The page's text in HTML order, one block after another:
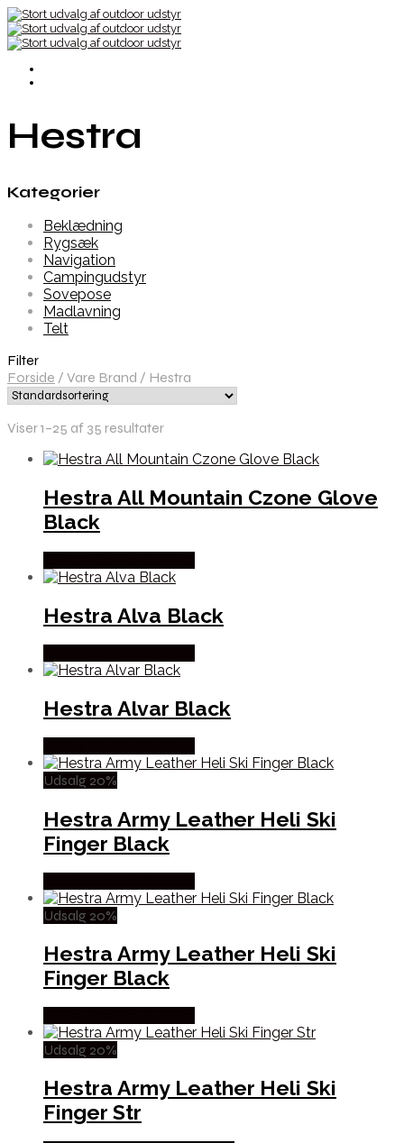
Hestra
Kategorier
Beklædning
Rygsæk
Navigation
Campingudstyr
Sovepose
Madlavning
Telt
Filter
Forside / Vare Brand / Hestra
Viser 1–25 af 35 resultater
Hestra All Mountain Czone Glove
Black
Hestra Alva Black
Hestra Alvar Black
Udsalg 20%
Hestra Army Leather Heli Ski
Finger Black
Udsalg 20%
Hestra Army Leather Heli Ski
Finger Black
Udsalg 20%
Hestra Army Leather Heli Ski
Finger Str